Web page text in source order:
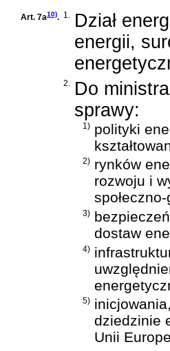
Art. 7a10). 1.
Dział
energii,
2.
Do
sprawy:
1) polityki
2) rynków
rozwoju i
3)
dostaw
4)
5)
dziedzinie
Unii